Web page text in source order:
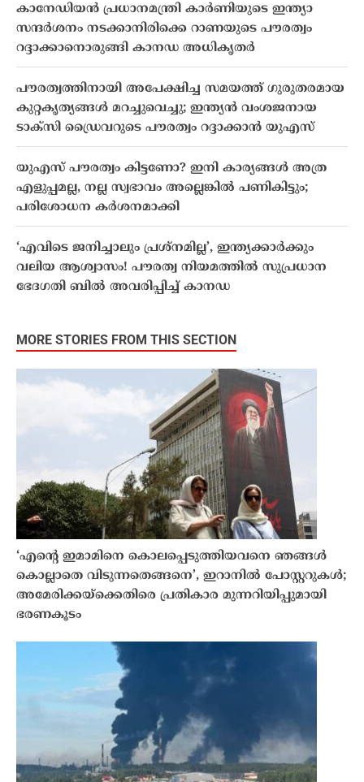
കാനേഡിയൻ പ്രധാനമന്ത്രി കാർണിയുടെ ഇന്ത്യാ
സന്ദർശനം നടക്കാനിരിക്കെ റാണയുടെ പൗരത്വം
റദ്ദാക്കാനൊരുങ്ങി കാനഡ അധികൃതർ
പൗരത്വത്തിനായി അപേക്ഷിച്ച സമയത്ത് ഗുരുതരമായ
കുറ്റകൃത്യങ്ങൾ മറച്ചുവെച്ചു; ഇന്ത്യൻ വംശജനായ
ടാക്സി ഡ്രൈവറുടെ പൗരത്വം റദ്ദാക്കാൻ യുഎസ്
യുഎസ് പൗരത്വം കിട്ടണോ? ഇനി കാര്യങ്ങൾ അത്ര
എളുപ്പമല്ല, നല്ല സ്വഭാവം അല്ലെങ്കിൽ പണികിട്ടും;
പരിശോധന കർശനമാക്കി
‘എവിടെ ജനിച്ചാലും പ്രശ്നമില്ല’, ഇന്ത്യക്കാർക്കും
വലിയ ആശ്വാസം! പൗരത്വ നിയമത്തിൽ സുപ്രധാന
ഭേദഗതി ബിൽ അവരിപ്പിച്ച് കാനഡ
MORE STORIES FROM THIS SECTION
‘എന്റെ ഇമാമിനെ കൊലപ്പെടുത്തിയവനെ ഞങ്ങൾ
കൊല്ലാതെ വിടുന്നതെങ്ങനെ’, ഇറാനിൽ പോസ്റ്ററുകൾ;
അമേരിക്കയ്‌ക്കെതിരെ പ്രതികാര മുന്നറിയിപ്പുമായി
ഭരണകൂടം